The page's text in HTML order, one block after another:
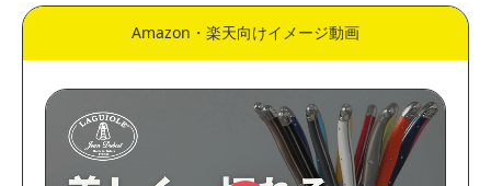
Amazon・楽天向けイメージ動画